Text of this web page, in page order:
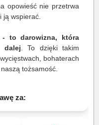
opowieść nie przetrwa
ją wspierać.
- to darowizna, która
dalej . To dzięki takim
bohaterach
tożsamość.
za: